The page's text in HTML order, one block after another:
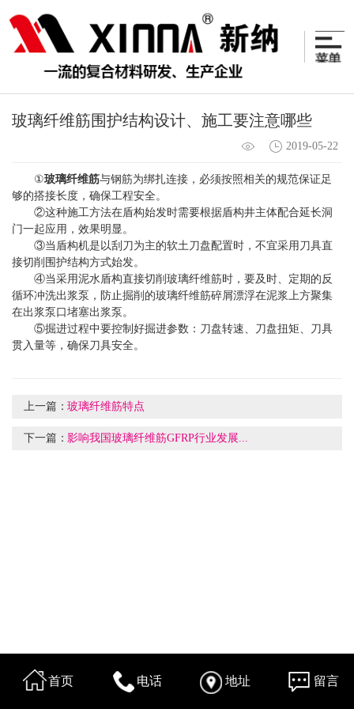
玻璃纤维筋围护结构设计、施工要注意哪些
2019-05-22
①玻璃纤维筋与钢筋为绑扎连接，必须按照相关的规范保证足
够的搭接长度，确保工程安全。
②这种施工方法在盾构始发时需要根据盾构井主体配合延长洞
门一起应用，效果明显。
③当盾构机是以刮刀为主的软土刀盘配置时，不宜采用刀具直
接切削围护结构方式始发。
④当采用泥水盾构直接切削玻璃纤维筋时，要及时、定期的反
循环冲洗出浆泵，防止掘削的玻璃纤维筋碎屑漂浮在泥浆上方聚集
在出浆泵口堵塞出浆泵。
⑤掘进过程中要控制好掘进参数：刀盘转速、刀盘扭矩、刀具
贯入量等，确保刀具安全。
上一篇：玻璃纤维筋特点
下一篇：影响我国玻璃纤维筋GFRP行业发展...
首页 电话 地址 留言